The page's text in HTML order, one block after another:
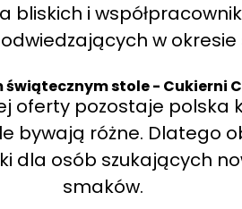
bliskich i
w okresie
stole - Cukierni
oferty pozostaje polska
bywają różne. Dlatego
dla osób szukających
smaków.